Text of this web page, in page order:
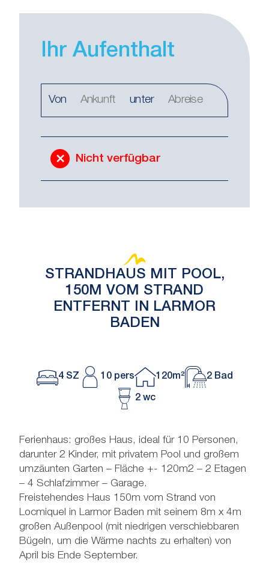
STRANDHAUS MIT POOL,
150M VOM STRAND
ENTFERNT IN LARMOR
BADEN
4 SZ 10 pers 120m² 2 Bad
2 wc
Ferienhaus: großes Haus, ideal für 10 Personen,
darunter 2 Kinder, mit privatem Pool und großem
umzäunten Garten – Fläche +- 120m2 – 2 Etagen
– 4 Schlafzimmer – Garage.
Freistehendes Haus 150m vom Strand von
Locmiquel in Larmor Baden mit seinem 8m x 4m
großen Außenpool (mit niedrigen verschiebbaren
Bügeln, um die Wärme nachts zu erhalten) von
April bis Ende September.
Ihr Aufenthalt
Von unter
Nicht verfügbar